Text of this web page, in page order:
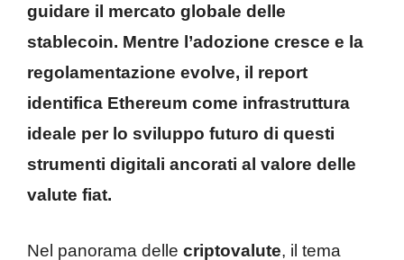
guidare il mercato globale delle
stablecoin. Mentre l’adozione cresce e la
regolamentazione evolve, il report
identifica Ethereum come infrastruttura
ideale per lo sviluppo futuro di questi
strumenti digitali ancorati al valore delle
valute fiat.
Nel panorama delle criptovalute, il tema